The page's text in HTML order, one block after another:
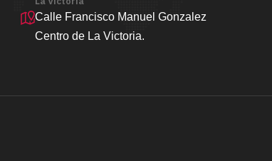
Calle Francisco Manuel Gonzalez
Centro de La Victoria.